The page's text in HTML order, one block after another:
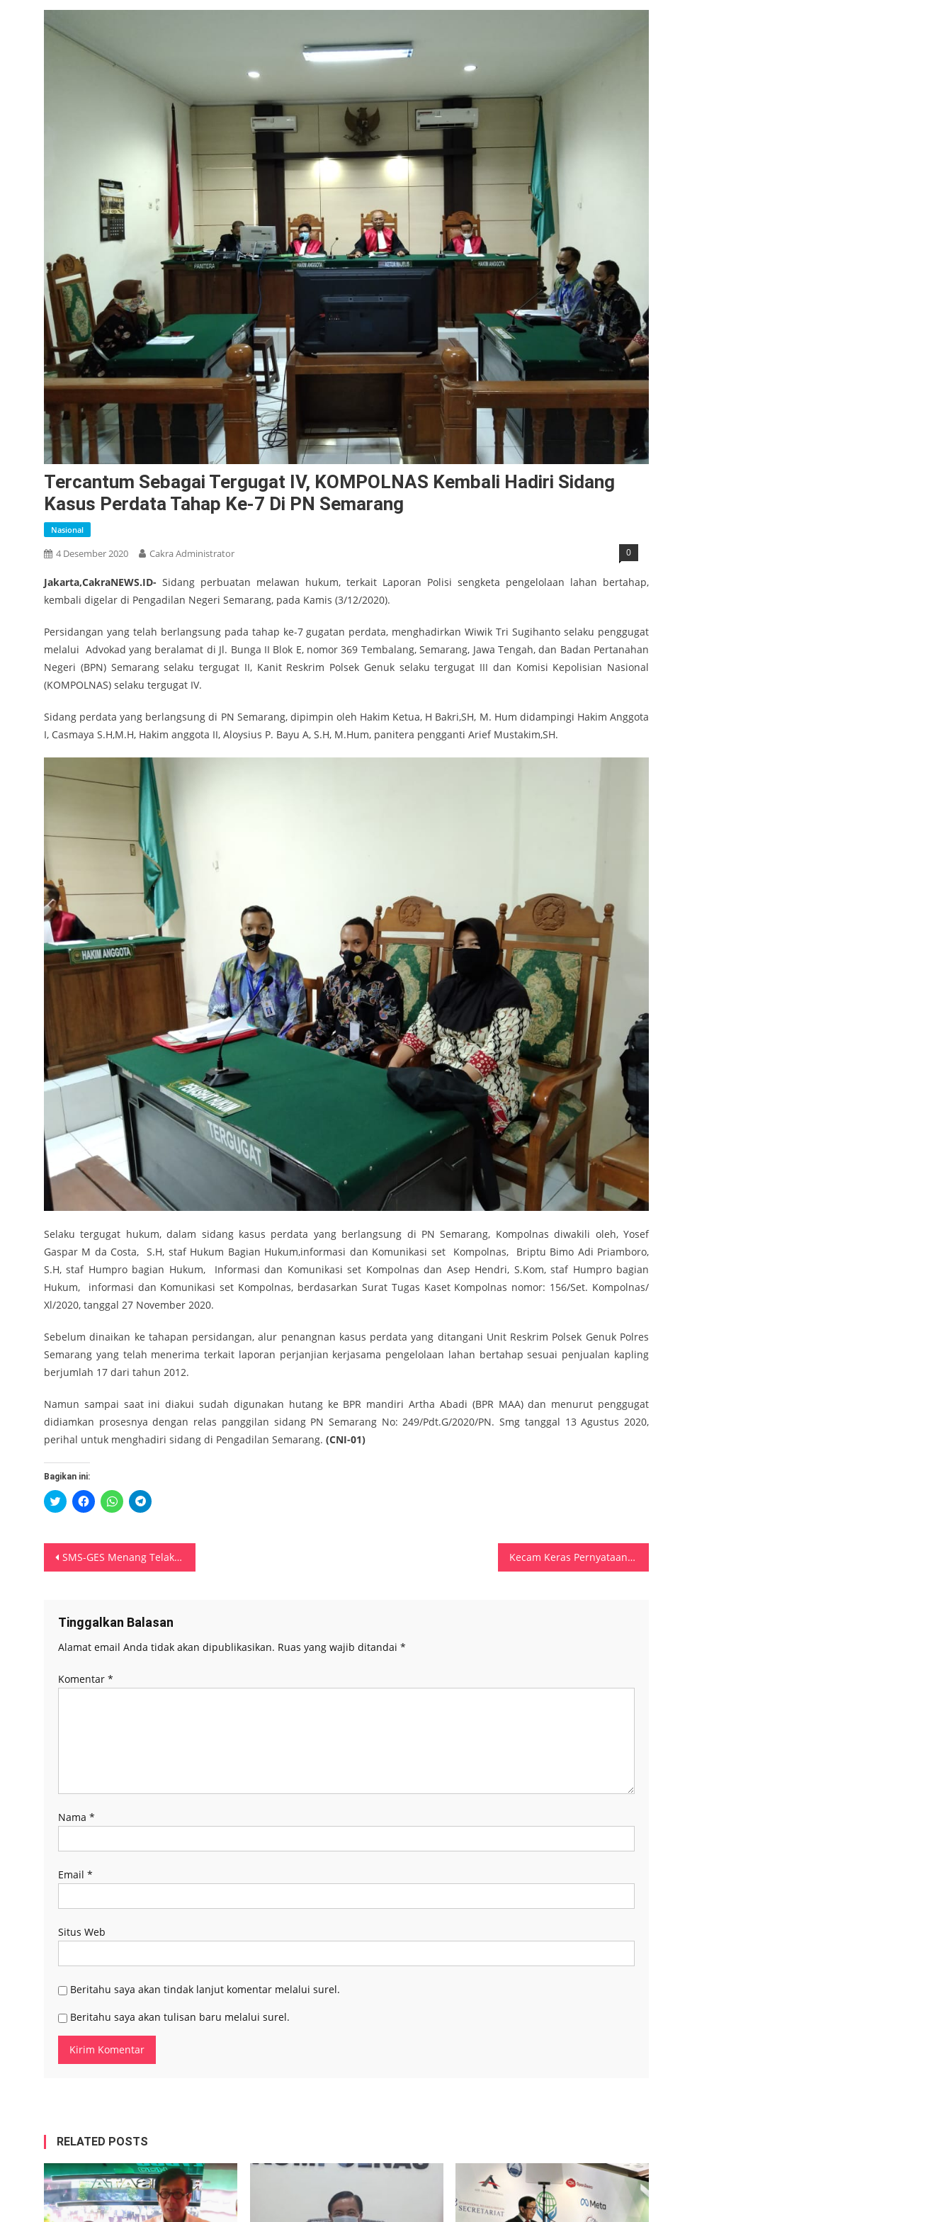
Tercantum Sebagai Tergugat IV, KOMPOLNAS Kembali Hadiri Sidang
Kasus Perdata Tahap Ke-7 Di PN Semarang
Nasional
4 Desember 2020 Cakra Administrator 0
Jakarta,CakraNEWS.ID- Sidang perbuatan melawan hukum, terkait Laporan Polisi sengketa pengelolaan lahan bertahap,
kembali digelar di Pengadilan Negeri Semarang, pada Kamis (3/12/2020).
Persidangan yang telah berlangsung pada tahap ke-7 gugatan perdata, menghadirkan Wiwik Tri Sugihanto selaku penggugat
melalui Advokad yang beralamat di Jl. Bunga II Blok E, nomor 369 Tembalang, Semarang, Jawa Tengah, dan Badan Pertanahan
Negeri (BPN) Semarang selaku tergugat II, Kanit Reskrim Polsek Genuk selaku tergugat III dan Komisi Kepolisian Nasional
(KOMPOLNAS) selaku tergugat IV.
Sidang perdata yang berlangsung di PN Semarang, dipimpin oleh Hakim Ketua, H Bakri,SH, M. Hum didampingi Hakim Anggota
I, Casmaya S.H,M.H, Hakim anggota II, Aloysius P. Bayu A, S.H, M.Hum, panitera pengganti Arief Mustakim,SH.
Selaku tergugat hukum, dalam sidang kasus perdata yang berlangsung di PN Semarang, Kompolnas diwakili oleh, Yosef
Gaspar M da Costa, S.H, staf Hukum Bagian Hukum,informasi dan Komunikasi set Kompolnas, Briptu Bimo Adi Priamboro,
S.H, staf Humpro bagian Hukum, Informasi dan Komunikasi set Kompolnas dan Asep Hendri, S.Kom, staf Humpro bagian
Hukum, informasi dan Komunikasi set Kompolnas, berdasarkan Surat Tugas Kaset Kompolnas nomor: 156/Set. Kompolnas/
Xl/2020, tanggal 27 November 2020.
Sebelum dinaikan ke tahapan persidangan, alur penangnan kasus perdata yang ditangani Unit Reskrim Polsek Genuk Polres
Semarang yang telah menerima terkait laporan perjanjian kerjasama pengelolaan lahan bertahap sesuai penjualan kapling
berjumlah 17 dari tahun 2012.
Namun sampai saat ini diakui sudah digunakan hutang ke BPR mandiri Artha Abadi (BPR MAA) dan menurut penggugat
didiamkan prosesnya dengan relas panggilan sidang PN Semarang No: 249/Pdt.G/2020/PN. Smg tanggal 13 Agustus 2020,
perihal untuk menghadiri sidang di Pengadilan Semarang. (CNI-01)
Bagikan ini:
Klik
untuk
di
jendela
yang
baru)
Klik
untuk
di
jendela
yang
baru)
Klik
untuk
di
jendela
yang
baru)
Klik
untuk
di
jendela
yang
baru)
Navigasi
SMS-GES Menang Telak di Pilkada Bursel Kecam Keras Pernyataan Beny Wenda, Polri Tindak Tegas Kelompok Yang Pisahkan Papua Dari NKRI
Tinggalkan Balasan
Alamat email Anda tidak akan dipublikasikan. Ruas yang wajib ditandai *
Komentar *
Nama *
Email *
Situs Web
Beritahu saya akan tindak lanjut komentar melalui surel.
Beritahu saya akan tulisan baru melalui surel.
RELATED POSTS